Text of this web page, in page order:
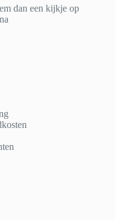
dan een kijkje op